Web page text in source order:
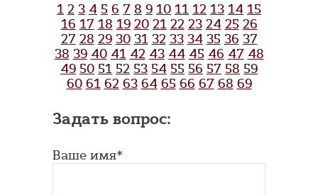
1 2 3 4 5 6 7 8 9 10 11 12 13 14 15
16 17 18 19 20 21 22 23 24 25 26
27 28 29 30 31 32 33 34 35 36 37
38 39 40 41 42 43 44 45 46 47 48
49 50 51 52 53 54 55 56 57 58 59
60 61 62 63 64 65 66 67 68 69
Задать вопрос:
Ваше имя*